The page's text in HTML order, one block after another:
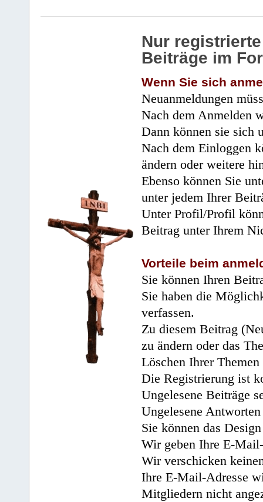
Nur
Beiträge im
Wenn Sie sich
Neuanmeldungen
Nach dem Anmelden
Dann können sie sich
Nach dem Einloggen
ändern oder weitere
Ebenso können Sie
unter jedem Ihrer
Unter Profil/Profil
Beitrag unter Ihrem
Vorteile beim
Sie können Ihren
Sie haben die
verfassen.
Zu diesem Beitrag
zu ändern oder das
Löschen Ihrer
Die Registrierung ist
Ungelesene Beiträge
Ungelesene
Sie können das
Wir geben Ihre E-
Wir verschicken
Ihre E-Mail-Adresse
Mitgliedern nicht